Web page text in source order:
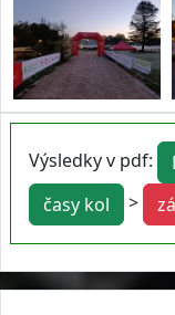
Výsledky v pdf:
časy kol
>